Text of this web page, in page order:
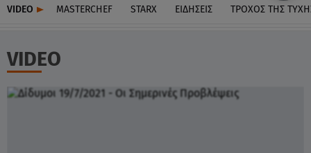
VIDEO MASTERCHEF STARX ΕΙΔΉΣΕΙΣ ΤΡΟΧΌΣ ΤΗΣ
VIDEO